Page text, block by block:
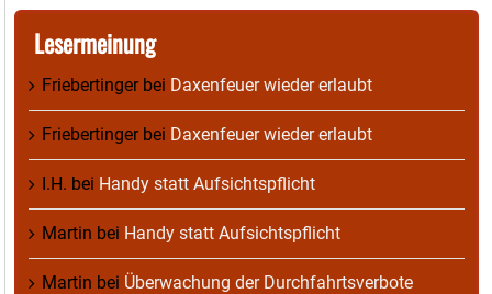
Lesermeinung
Friebertingerbei Daxenfeuer wieder erlaubt
Friebertingerbei Daxenfeuer wieder erlaubt
I.H. bei Handy statt Aufsichtspflicht
Martin bei Handy statt Aufsichtspflicht
Martin bei Überwachung der Durchfahrtsverbote